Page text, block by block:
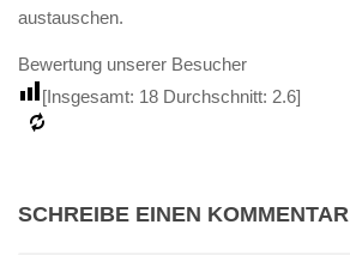
austauschen.
Bewertung unserer Besucher
[Insgesamt: 18 Durchschnitt: 2.6]
SCHREIBE EINEN KOMMENTAR